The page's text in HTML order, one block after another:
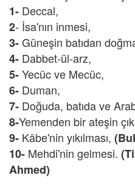
1- Deccal,
2- İsa'nın inmesi,
3-Güneşin batıdan
4- Dabbet-ül-arz,
5-Yecüc ve Mecüc,
6- Duman,
7- Doğuda, batıda ve
8-Yemenden bir ateşin
9- Kâbe'nin yıkılması,
10- Mehdi'nin gelmesi.
Ahmed)